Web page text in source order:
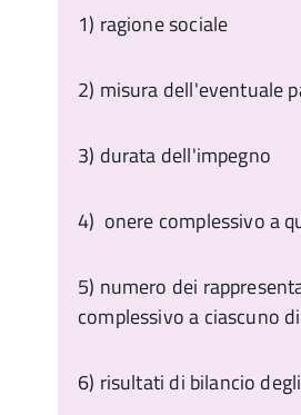
1) ragione sociale
2) misura dell'eventuale
3) durata dell'impegno
4) onere complessivo a
5) numero dei
complessivo a ciascuno
6) risultati di bilancio